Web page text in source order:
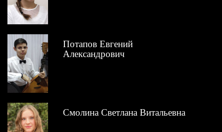
Потапов Евгений
Александрович
Смолина Светлана Витальевна